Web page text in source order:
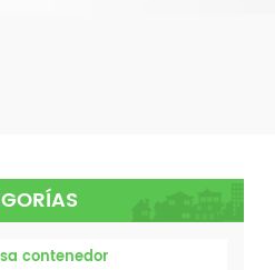
contenedor